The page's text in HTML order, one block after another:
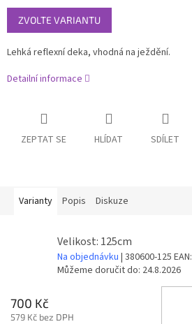
Měrná
cena:
ZVOLTE VARIANTU
Lehká reflexní deka, vhodná na ježdění.
Detailní informace
ZEPTAT SE HLÍDAT SDÍLET
Varianty Popis Diskuze
Velikost: 125cm
Na objednávku | 380600-125 EAN:
Můžeme doručit do: 24.8.2026
700 Kč
579 Kč bez DPH